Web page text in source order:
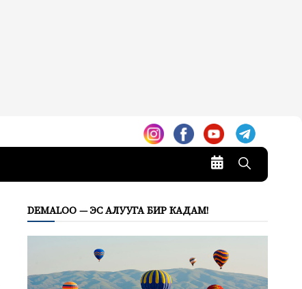
DEMALOO — ЭС АЛУУГА БИР КАДАМ!